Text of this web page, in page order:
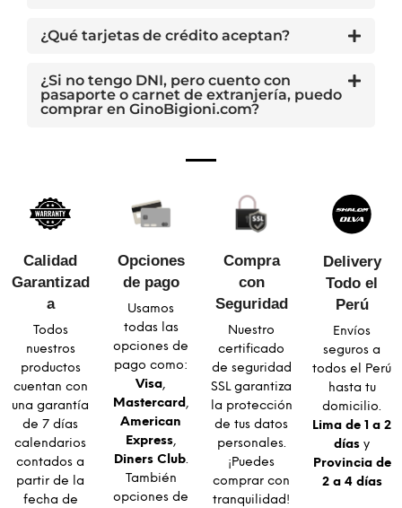
¿Qué tarjetas de crédito aceptan?
¿Si no tengo DNI, pero cuento con
pasaporte o carnet de extranjería, puedo
comprar en GinoBigioni.com?
Calidad
Garantizad
a​
Todos
nuestros
productos
cuentan con
una garantía
de 7 días
calendarios
contados a
partir de la
fecha de
Opciones
de pago
Usamos
todas las
opciones de
pago como:
Visa,
Mastercard ,
American
Express,
Diners Club.
También
opciones de
Compra
con
Seguridad​
Nuestro
certificado
de seguridad
SSL garantiza
la protección
de tus datos
personales.
¡Puedes
comprar con
tranquilidad!
Delivery
Todo el
Perú
Envíos
seguros a
todos el Perú
hasta tu
domicilio.
Lima de 1 a 2
días y
Provincia de
2 a 4 días